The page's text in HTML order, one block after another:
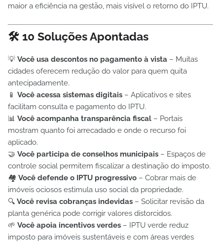
maior a eficiência na gestão, mais visível o retorno do IPTU.
🛠️ 10 Soluções Apontadas
💡 Você usa descontos no pagamento à vista – Muitas
cidades oferecem redução do valor para quem quita
antecipadamente.
📱 Você acessa sistemas digitais – Aplicativos e sites
facilitam consulta e pagamento do IPTU.
📊 Você acompanha transparência fiscal – Portais
mostram quanto foi arrecadado e onde o recurso foi
aplicado.
🤝 Você participa de conselhos municipais – Espaços de
controle social permitem fiscalizar a destinação do imposto.
🏘️ Você defende o IPTU progressivo – Cobrar mais de
imóveis ociosos estimula uso social da propriedade.
🔍 Você revisa cobranças indevidas – Solicitar revisão da
planta genérica pode corrigir valores distorcidos.
🌱 Você apoia incentivos verdes – IPTU verde reduz
imposto para imóveis sustentáveis e com áreas verdes